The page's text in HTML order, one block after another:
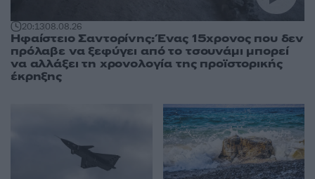
20:1308.08.26
Ηφαίστειο Σαντορίνης: Ένας 15χρονος που δεν
πρόλαβε να ξεφύγει από το τσουνάμι μπορεί
να αλλάξει τη χρονολογία της προϊστορικής
έκρηξης